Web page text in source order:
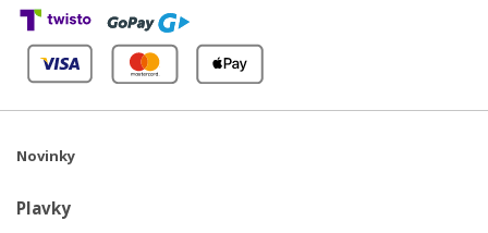
Novinky
Plavky